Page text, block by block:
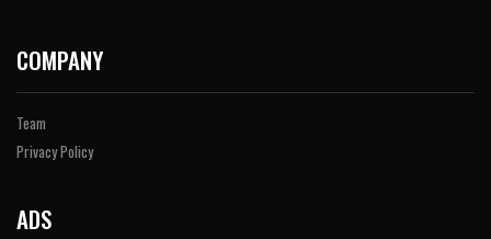
COMPANY
Team
Privacy Policy
ADS